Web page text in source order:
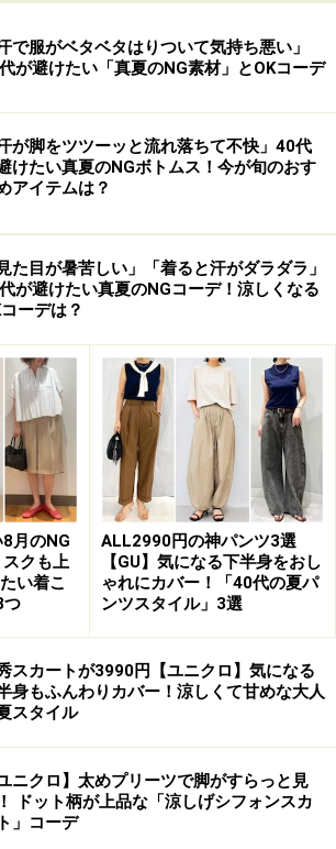
着たい！というときにはスラットジー
です。
90センチというボトムや、マキシ丈の
がイメージ通りに着こなせるのは嬉し
の商品もありますので、長身の女性は
いと思います。
（スラットジール）
cate007/special/tall/
のものです。最新の内容をご確認くださ
入サイト】
気のレディースファッションをチェッ
ク！
気のレディースファッションをチェ
ック！
汗で服がベタベタはりついて気持ち悪い」
が避けたい「真夏のNG素材」とOKコーデ
汗が脚をツツーッと流れ落ちて不快」40代
けたい真夏のNGボトムス！今が旬のおす
アイテムは？
見た目が暑苦しい」「着ると汗がダラダラ」
が避けたい真夏のNGコーデ！涼しくなる
ーデは？
8月のNG
クも上
い着こ
つ
ALL2990円の神パンツ3選
【GU】気になる下半身をおし
ゃれにカバー！「40代の夏パ
ンツスタイル」3選
スカートが3990円【ユニクロ】気になる
身もふんわりカバー！涼しくて甘めな大人
スタイル
ユニクロ】太めプリーツで脚がすらっと見
ドット柄が上品な「涼しげシフォンスカ
」コーデ